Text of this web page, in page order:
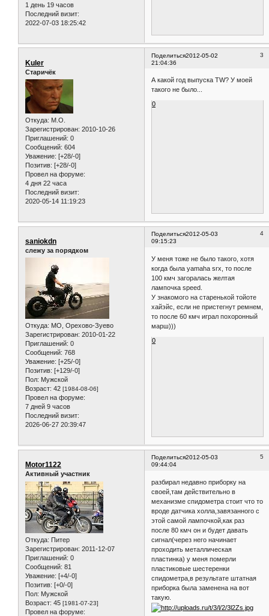
1 день 19 часов
Последний визит:
2022-07-03 18:25:42
Поделиться 3
2012-05-02
21:04:36
Kuler
Старичёк
Откуда: M.O.
Зарегистрирован: 2010-10-26
Приглашений: 0
Сообщений: 604
Уважение: [+28/-0]
Позитив: [+28/-0]
Провел на форуме:
4 дня 22 часа
Последний визит:
2020-05-14 11:19:23
А какой год выпуска TW? У моей
такого не было...
0
Поделиться 4
2012-05-03
09:15:23
saniokdn
слежу за порядком
Откуда: МО, Орехово-Зуево
Зарегистрирован: 2010-01-22
Приглашений: 0
Сообщений: 768
Уважение: [+25/-0]
Позитив: [+129/-0]
Пол: Мужской
Возраст: 42 [1984-08-06]
Провел на форуме:
7 дней 9 часов
Последний визит:
2026-06-27 20:39:47
У меня тоже не было такого, хотя
когда была yamaha srx, то после
100 кмч загоралась желтая
лампочка speed.
У знакомого на старенькой тойоте
хайэйс, если не пристегнут ремнем,
то после 60 кмч играл похоронный
марш)))
0
Поделиться 5
2012-05-03
09:44:04
Motor1122
Активный участник
Откуда: Питер
Зарегистрирован: 2011-12-07
Приглашений: 0
Сообщений: 81
Уважение: [+4/-0]
Позитив: [+0/-0]
Пол: Мужской
Возраст: 45 [1981-07-23]
Провел на форуме:
разбирал недавно приборку на
своей,там действительно в
механизме спидометра стоит что то
вроде датчика холла,завязанного с
этой самой лампочкой,как раз
после 80 кмч он и будет давать
сигнал(через него начинает
проходить металлическая
пластинка) у меня померли
пластиковые шестеренки
спидометра,в результате штатная
приборка была заменена на вот
такую.